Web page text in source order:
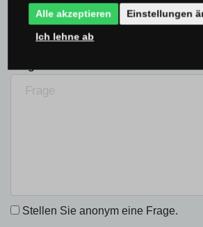
E-mail:
Stellen Sie anonym eine Frage.
Alle akzeptieren Einstellungen
Ich lehne ab